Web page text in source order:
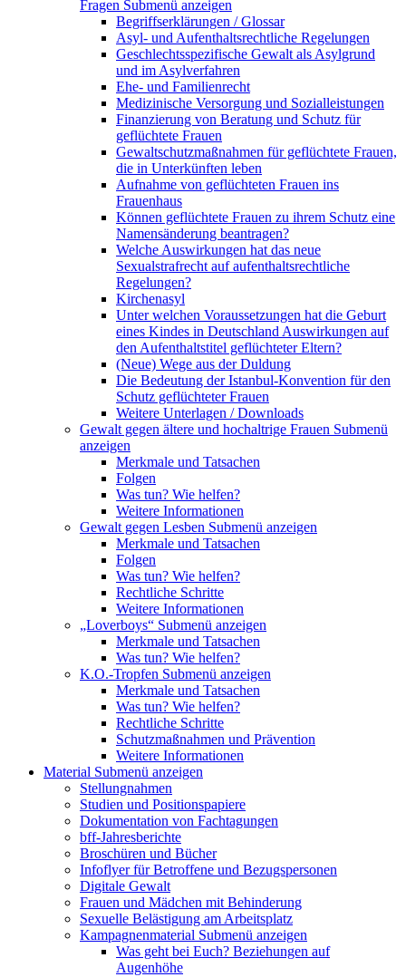
Fragen Submenü anzeigen
Begriffserklärungen / Glossar
Asyl- und Aufenthaltsrechtliche Regelungen
Geschlechtsspezifische Gewalt als Asylgrund
und im Asylverfahren
Ehe- und Familienrecht
Medizinische Versorgung und Sozialleistungen
Finanzierung von Beratung und Schutz für
geflüchtete Frauen
Gewaltschutzmaßnahmen für geflüchtete Frauen,
die in Unterkünften leben
Aufnahme von geflüchteten Frauen ins
Frauenhaus
Können geflüchtete Frauen zu ihrem Schutz eine
Namensänderung beantragen?
Welche Auswirkungen hat das neue
Sexualstrafrecht auf aufenthaltsrechtliche
Regelungen?
Kirchenasyl
Unter welchen Voraussetzungen hat die Geburt
eines Kindes in Deutschland Auswirkungen auf
den Aufenthaltstitel geflüchteter Eltern?
(Neue) Wege aus der Duldung
Die Bedeutung der Istanbul-Konvention für den
Schutz geflüchteter Frauen
Weitere Unterlagen / Downloads
Gewalt gegen ältere und hochaltrige Frauen Submenü
anzeigen
Merkmale und Tatsachen
Folgen
Was tun? Wie helfen?
Weitere Informationen
Gewalt gegen Lesben Submenü anzeigen
Merkmale und Tatsachen
Folgen
Was tun? Wie helfen?
Rechtliche Schritte
Weitere Informationen
„Loverboys“ Submenü anzeigen
Merkmale und Tatsachen
Was tun? Wie helfen?
K.O.-Tropfen Submenü anzeigen
Merkmale und Tatsachen
Was tun? Wie helfen?
Rechtliche Schritte
Schutzmaßnahmen und Prävention
Weitere Informationen
Material Submenü anzeigen
Stellungnahmen
Studien und Positionspapiere
Dokumentation von Fachtagungen
bff-Jahresberichte
Broschüren und Bücher
Infoflyer für Betroffene und Bezugspersonen
Digitale Gewalt
Frauen und Mädchen mit Behinderung
Sexuelle Belästigung am Arbeitsplatz
Kampagnenmaterial Submenü anzeigen
Was geht bei Euch? Beziehungen auf
Augenhöhe